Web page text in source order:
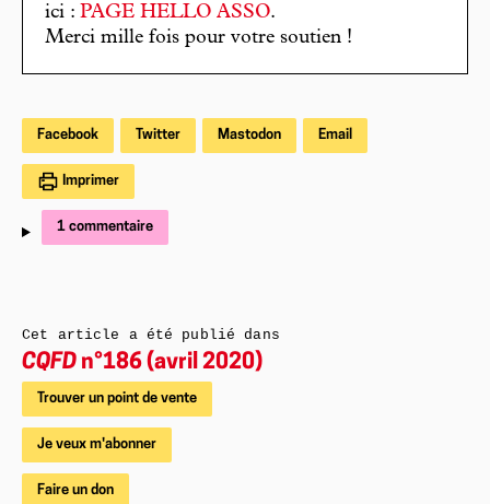
ici : PAGE HELLO ASSO.
Merci mille fois pour votre soutien !
Facebook Twitter Mastodon Email
Imprimer
1 commentaire
Cet article a été publié dans
CQFD n°186 (avril 2020)
Trouver un point de vente
Je veux m'abonner
Faire un don